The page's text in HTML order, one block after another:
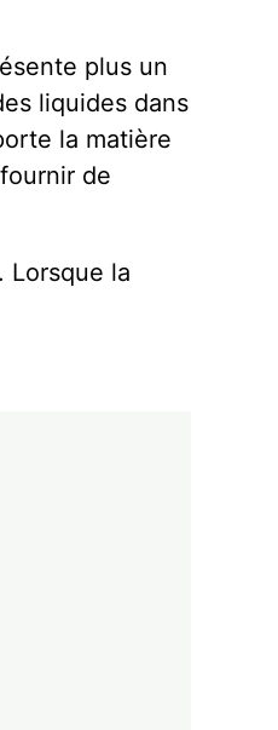
plus un
liquides dans
la matière
de
Lorsque la